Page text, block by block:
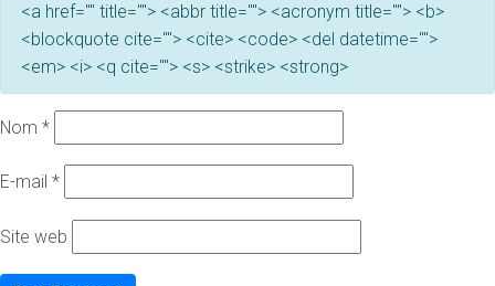
<a href="" title=""> <abbr title=""> <acronym title=""> <b>
<blockquote cite=""> <cite> <code> <del datetime="">
<em> <i> <q cite=""> <s> <strike> <strong>
Nom *
E-mail *
Site web